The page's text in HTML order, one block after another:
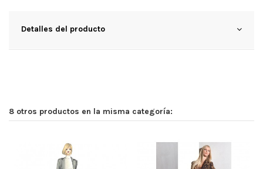
Detalles del producto
8 otros productos en la misma categoría: